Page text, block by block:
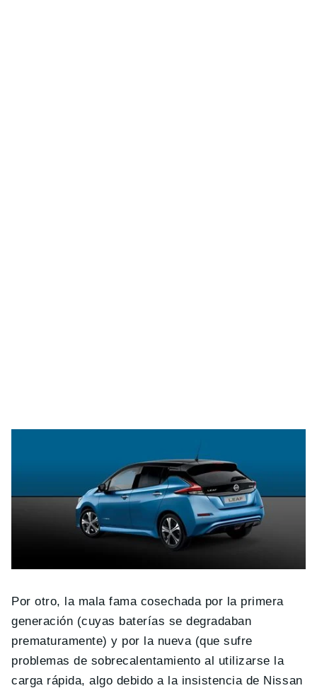
Por otro, la mala fama cosechada por la primera
generación (cuyas baterías se degradaban
prematuramente) y por la nueva (que sufre
problemas de sobrecalentamiento al utilizarse la
carga rápida, algo debido a la insistencia de Nissan